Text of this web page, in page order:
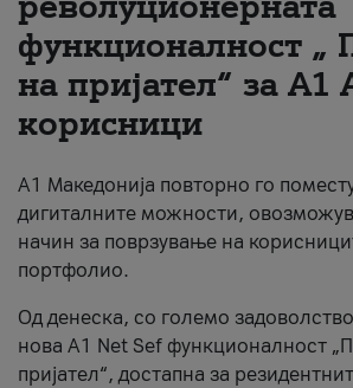
За нас
#ПодобарОнлајн
функционалност „
на пријател“ за А1
корисници
А1 Македонија повторно го
дигиталните можности,
начин за поврзување на
портфолио.
Од денеска, со големо
нова A1 Net Sef функционалност
пријател“, достапна за